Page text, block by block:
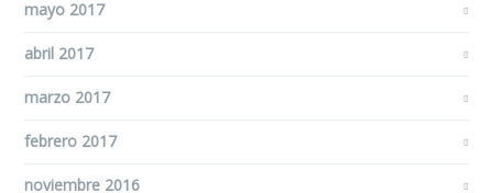
mayo 2017
abril 2017
marzo 2017
febrero 2017
noviembre 2016